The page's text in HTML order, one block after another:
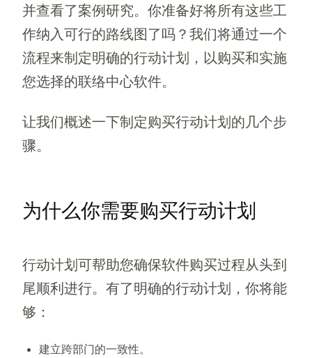
并查看了案例研究。你准备好将所有这些工
作纳入可行的路线图了吗？我们将通过一个
流程来制定明确的行动计划，以购买和实施
您选择的联络中心软件。
让我们概述一下制定购买行动计划的几个步
骤。
为什么你需要购买行动计划
行动计划可帮助您确保软件购买过程从头到
尾顺利进行。有了明确的行动计划，你将能
够：
建立跨部门的一致性。